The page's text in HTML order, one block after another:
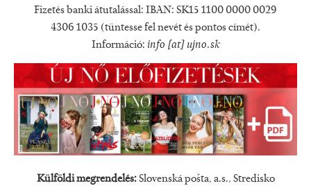
Fizetés banki átutalással: IBAN: SK15 1100 0000 0029
4306 1035 (tüntesse fel nevét és pontos címét).
Információ: info [at] ujno.sk
Külföldi megrendelés:Slovenská pošta, a.s., Stredisko